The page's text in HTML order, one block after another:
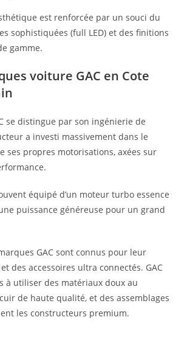
est renforcée par un souci du
sophistiquées (full LED) et des finitions
gamme.
voiture GAC en Cote
se distingue par son ingénierie de
a investi massivement dans le
ses propres motorisations, axées sur
équipé d’un moteur turbo essence
puissance généreuse pour un grand
GAC sont connus pour leur
des accessoires ultra connectés. GAC
à utiliser des matériaux doux au
de haute qualité, et des assemblages
les constructeurs premium.